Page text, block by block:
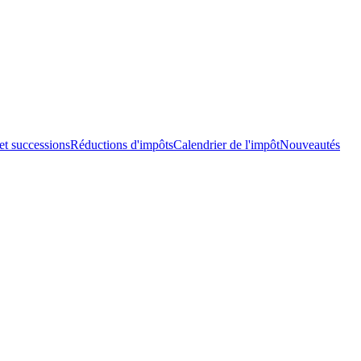
successionsRéductions d'impôtsCalendrier de l'impôtNouveautés